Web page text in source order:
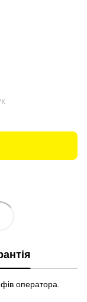
оператора.